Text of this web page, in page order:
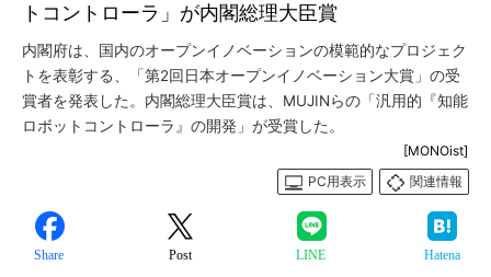
トコントローラ」が内閣総理大臣賞
内閣府は、国内のオープンイノベーションの模範的なプロジェク
トを表彰する、「第2回日本オープンイノベーション大賞」の受
賞者を発表した。内閣総理大臣賞は、MUJINらの「汎用的『知能
ロボットコントローラ』の開発」が受賞した。
[MONOist]
PC用表示
関連情報
Share Post LINE Hatena